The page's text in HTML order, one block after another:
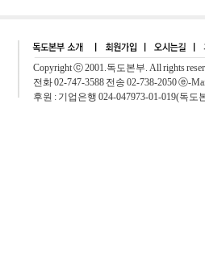
Copyright ⓒ 2001.독도본부. All rights
전화 02-747-3588 전송 02-738-2050 ⓔ-
후원 : 기업은행 024-047973-01-019(독도